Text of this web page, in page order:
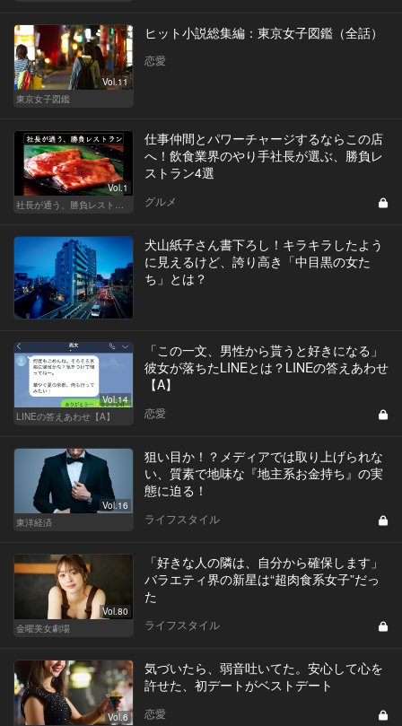
Vol.11
東京女子図鑑
ヒット小説総集編：東京女子図鑑（全話）
恋愛
Vol.1
社長が通う、勝負レストラン
仕事仲間とパワーチャージするならこの店
へ！飲食業界のやり手社長が選ぶ、勝負レ
ストラン4選
グルメ
犬山紙子さん書下ろし！キラキラしたよう
に見えるけど、誇り高き「中目黒の女た
ち」とは？
Vol.14
LINEの答えあわせ【A】
「この一文、男性から貰うと好きになる」
彼女が落ちたLINEとは？LINEの答えあわせ
【A】
恋愛
Vol.16
東洋経済
狙い目か！？メディアでは取り上げられな
い、質素で地味な『地主系お金持ち』の実
態に迫る！
ライフスタイル
Vol.80
金曜美女劇場
「好きな人の隣は、自分から確保します」
バラエティ界の新星は“超肉食系女子”だっ
た
ライフスタイル
Vol.6
気づいたら、弱音吐いてた。安心して心を
許せた、初デートがベストデート
恋愛